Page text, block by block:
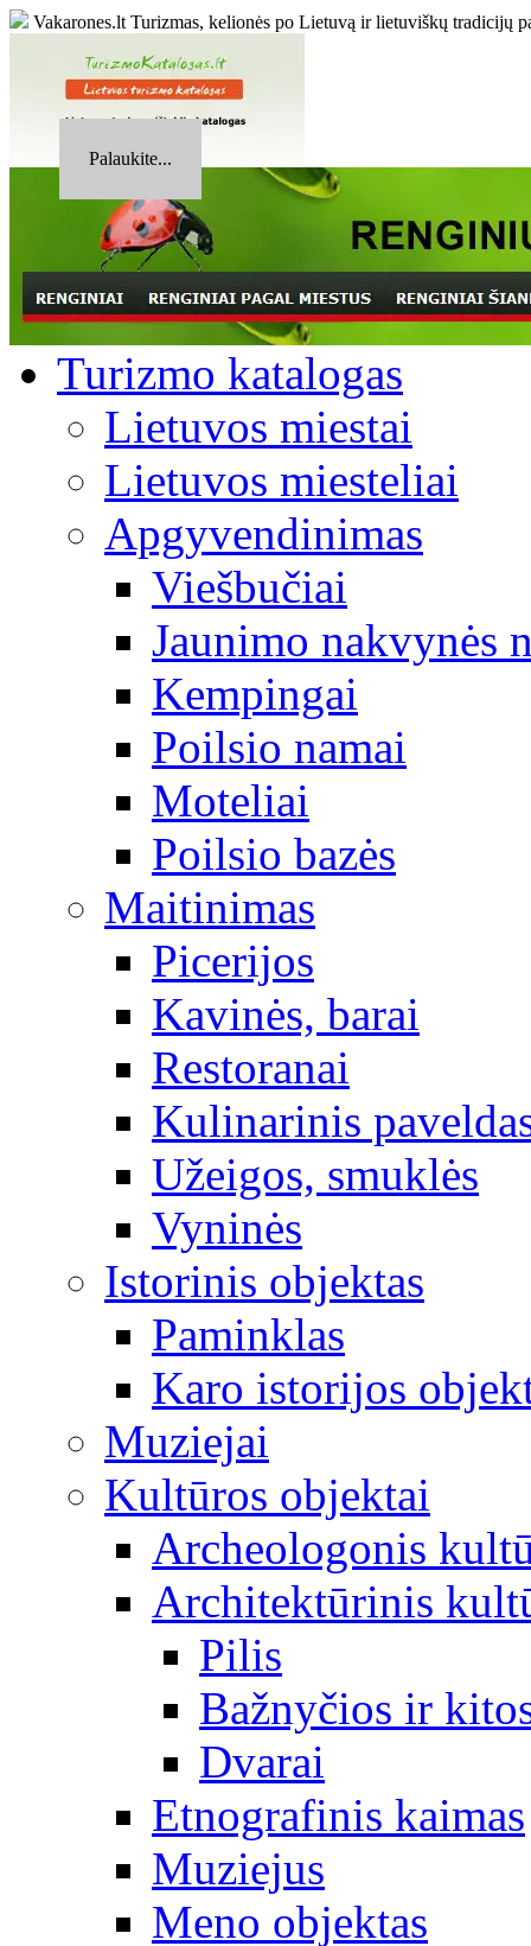
Vakarones.lt Turizmas, kelionės po Lietuvą ir lietuviškų tradicijų
Turizmo katalogas
Lietuvos miestai
Lietuvos miesteliai
Apgyvendinimas
Viešbučiai
Jaunimo nakvynės
Kempingai
Poilsio namai
Moteliai
Poilsio bazės
Maitinimas
Picerijos
Kavinės, barai
Restoranai
Kulinarinis
Užeigos, smuklės
Vyninės
Istorinis objektas
Paminklas
Karo istorijos
Muziejai
Kultūros objektai
Archeologonis
Architektūrinis
Pilis
Bažnyčios ir
Dvarai
Etnografinis kaimas
Muziejus
Meno objektas
Palaukite...